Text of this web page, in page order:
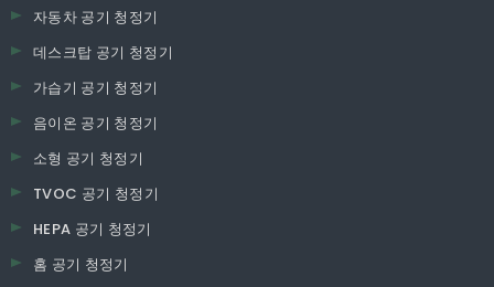
자동차 공기 청정기
데스크탑 공기 청정기
가습기 공기 청정기
음이온 공기 청정기
소형 공기 청정기
TVOC 공기 청정기
HEPA 공기 청정기
홈 공기 청정기